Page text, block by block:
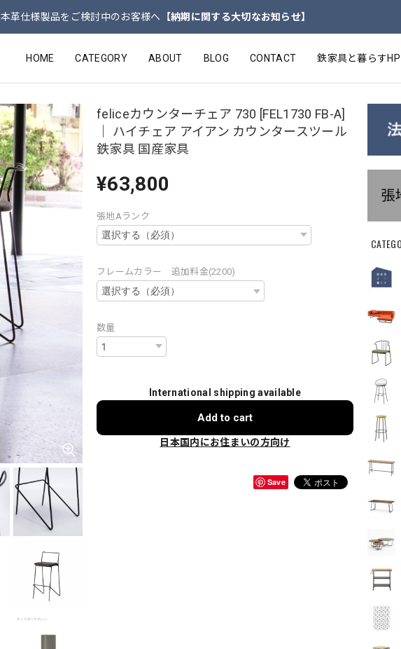
本革仕様製品をご検討中のお客様へ 【納期に関する大切なお知らせ】
HOME CATEGORY ABOUT BLOG CONTACT 鉄家具と暮らすHP
feliceカウンターチェア 730 [FEL1730 FB-A]
｜ ハイチェア アイアン カウンタースツール
鉄家具 国産家具
¥63,800
張地Aランク
フレームカラー 追加料金(2200)
数量
International shipping available
Add to cart
日本国内にお住まいの方向け
Save